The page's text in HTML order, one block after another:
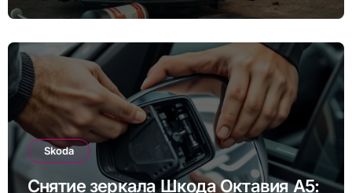
Skoda
Снятие зеркала Шкода Октавия А5: